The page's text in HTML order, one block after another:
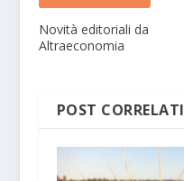
Novità editoriali da
Altraeconomia
POST CORRELATI